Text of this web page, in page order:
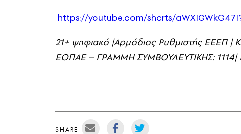
https://youtube.com/shorts/
21+ ψηφιακό |Αρμόδιος Ρυθμιστής ΕΕΕΠ |
ΕΟΠΑΕ – ΓΡΑΜΜΗ ΣΥΜΒΟΥΛΕΥΤΙΚΗΣ: 1114|
SHARE